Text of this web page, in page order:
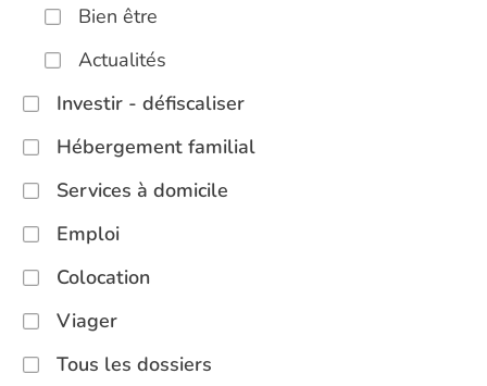
Bien être
Actualités
Investir - défiscaliser
Hébergement familial
Services à domicile
Emploi
Colocation
Viager
Tous les dossiers